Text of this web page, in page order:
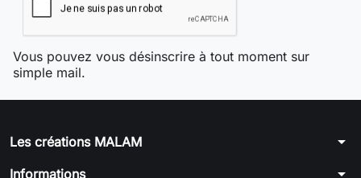
Vous pouvez vous désinscrire à tout moment sur
simple mail.
Les créations MALAM arrow_drop_down
Informations arrow_drop_down